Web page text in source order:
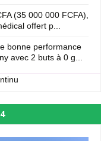
(35 000 000 FCFA),
offert p...
bonne performance
avec 2 buts à 0 g...